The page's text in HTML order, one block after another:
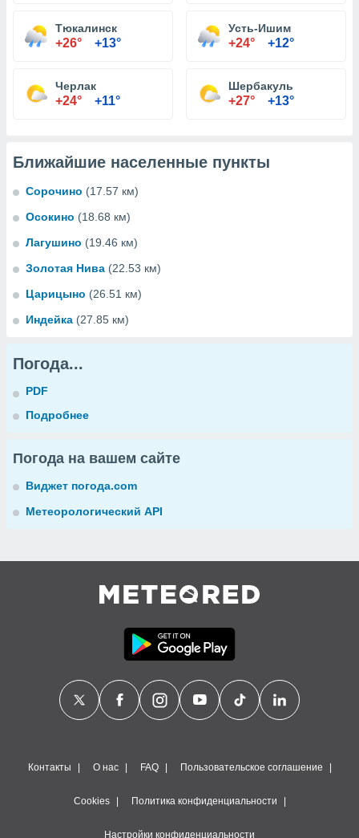
Тюкалинск
+26° +13°
Усть-Ишим
+24° +12°
Черлак
+24° +11°
Шербакуль
+27° +13°
Ближайшие населенные пункты
Сорочино (17.57 км)
Осокино (18.68 км)
Лагушино (19.46 км)
Золотая Нива (22.53 км)
Царицыно (26.51 км)
Индейка (27.85 км)
Погода...
PDF
Подробнее
Погода на вашем сайте
Виджет погода.com
Метеорологический API
Контакты О нас FAQ Пользовательское соглашение
Cookies Политика конфиденциальности
Настройки конфиденциальности